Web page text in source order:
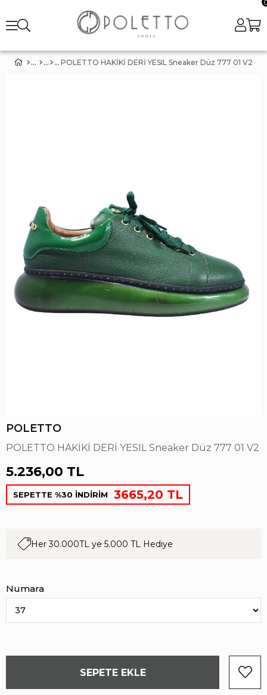
POLETTO HAKİKİ DERİ YESIL Sneaker Düz 777 01 V2
POLETTO
POLETTO HAKİKİ DERİ YESIL Sneaker Düz 777 01 V2
5.236,00 TL
SEPETTE %30 İNDİRİM 3665,20 TL
Her 30.000TL ye 5.000 TL Hediye
Numara